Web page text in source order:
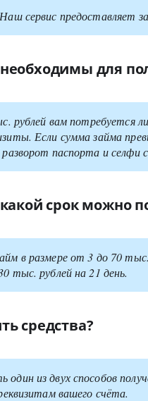
сервис предоставляет
для
рублей вам потребуется
Если сумма займа
паспорта и селфи
срок можно
в размере от 3 до 70 тыс.
тыс. рублей на 21 день.
средства?
из двух способов
вашего счёта.